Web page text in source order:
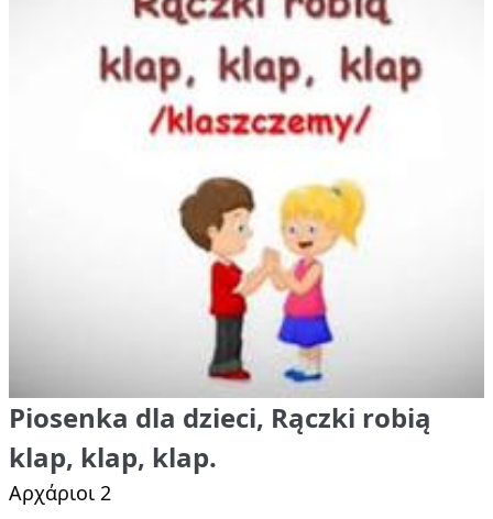
Piosenka dla dzieci, Rączki robią
klap, klap, klap.
Αρχάριοι 2